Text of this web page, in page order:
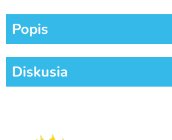
Popis
Diskusia